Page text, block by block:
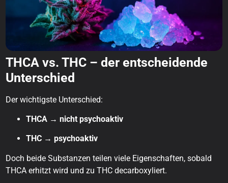
THCA vs. THC – der entscheidende
Unterschied
Der wichtigste Unterschied:
THCA → nicht psychoaktiv
THC → psychoaktiv
Doch beide Substanzen teilen viele Eigenschaften, sobald
THCA erhitzt wird und zu THC decarboxyliert.